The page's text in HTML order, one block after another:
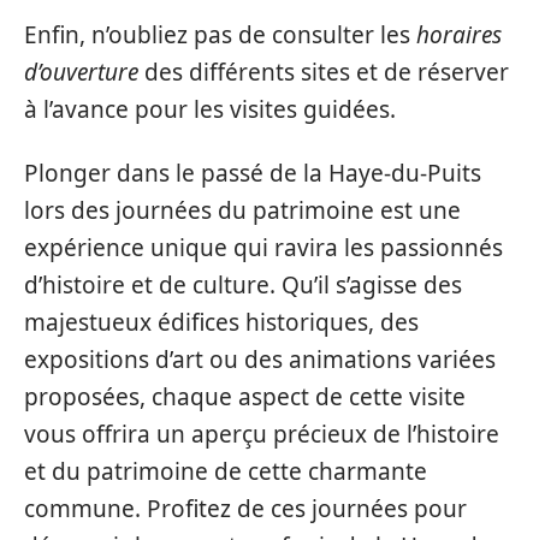
Enfin, n’oubliez pas de consulter leshoraires
d’ouverture des différents sites et de réserver
à l’avance pour les visites guidées.
Plonger dans le passé de la Haye-du-Puits
lors des journées du patrimoine est une
expérience unique qui ravira les passionnés
d’histoire et de culture. Qu’il s’agisse des
majestueux édifices historiques, des
expositions d’art ou des animations variées
proposées, chaque aspect de cette visite
vous offrira un aperçu précieux de l’histoire
et du patrimoine de cette charmante
commune. Profitez de ces journées pour